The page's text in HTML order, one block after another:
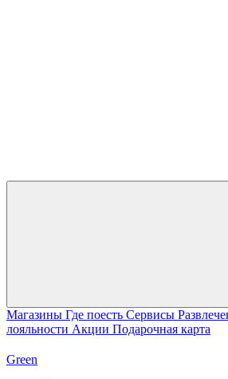
Магазины Где поесть Сервисы
лояльности Акции Подарочная карта
Green